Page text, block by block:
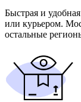
Быстрая и
или курьером.
остальные